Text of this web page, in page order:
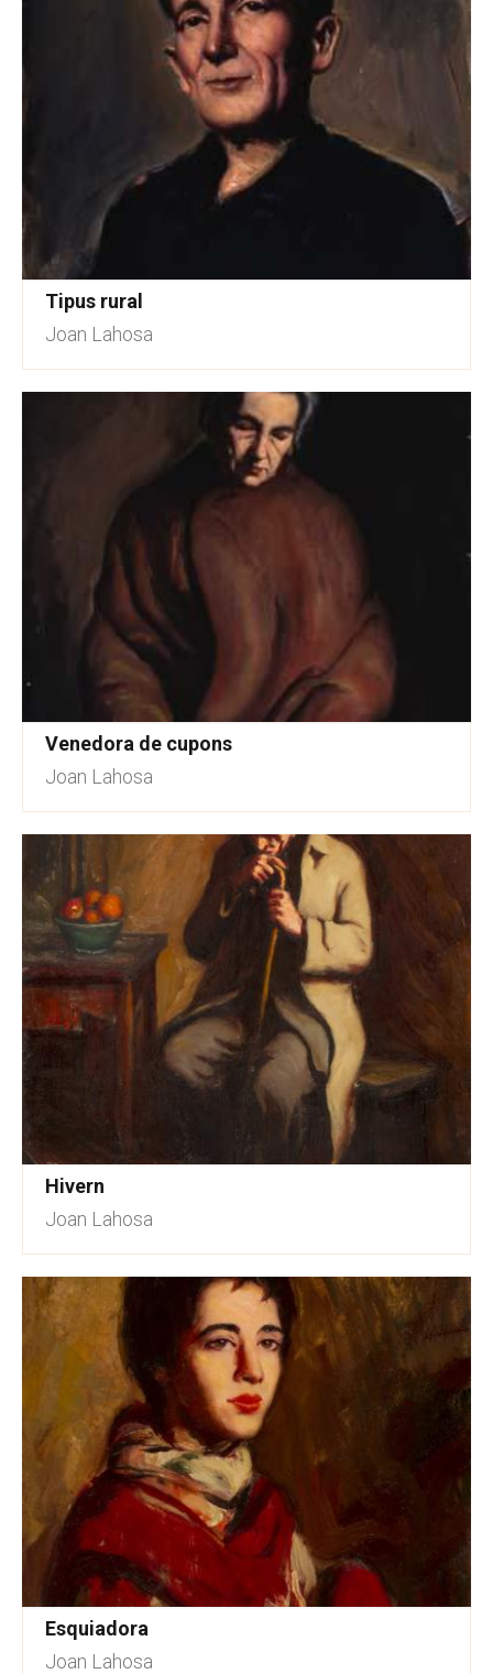
Tipus rural
Joan Lahosa
Venedora de cupons
Joan Lahosa
Hivern
Joan Lahosa
Esquiadora
Joan Lahosa